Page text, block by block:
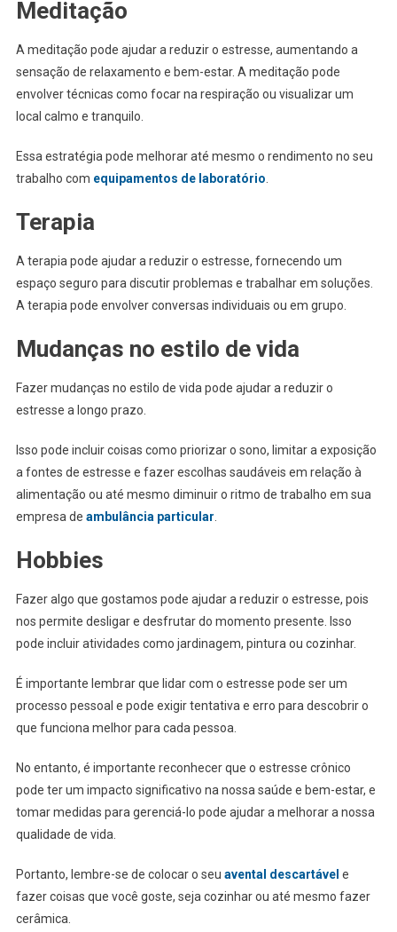
Meditação
A meditação pode ajudar a reduzir o estresse, aumentando a
sensação de relaxamento e bem-estar. A meditação pode
envolver técnicas como focar na respiração ou visualizar um
local calmo e tranquilo.
Essa estratégia pode melhorar até mesmo o rendimento no seu
trabalho com equipamentos de laboratório
Terapia
A terapia pode ajudar a reduzir o estresse, fornecendo um
espaço seguro para discutir problemas e trabalhar em soluções.
A terapia pode envolver conversas individuais ou em grupo.
Mudanças no estilo de vida
Fazer mudanças no estilo de vida pode ajudar a reduzir o
estresse a longo prazo.
Isso pode incluir coisas como priorizar o sono, limitar a exposição
a fontes de estresse e fazer escolhas saudáveis ​​em relação à
alimentação ou até mesmo diminuir o ritmo de trabalho em sua
empresa de ambulância particular
Hobbies
Fazer algo que gostamos pode ajudar a reduzir o estresse, pois
nos permite desligar e desfrutar do momento presente. Isso
pode incluir atividades como jardinagem, pintura ou cozinhar.
É importante lembrar que lidar com o estresse pode ser um
processo pessoal e pode exigir tentativa e erro para descobrir o
que funciona melhor para cada pessoa.
No entanto, é importante reconhecer que o estresse crônico
pode ter um impacto significativo na nossa saúde e bem-estar, e
tomar medidas para gerenciá-lo pode ajudar a melhorar a nossa
qualidade de vida.
Portanto, lembre-se de colocar o seu avental descartável e
fazer coisas que você goste, seja cozinhar ou até mesmo fazer
cerâmica.